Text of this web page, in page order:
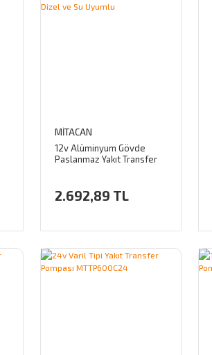
MİTACAN
12v Alüminyum Gövde
Paslanmaz Yakıt Transfer
2.692,89 TL